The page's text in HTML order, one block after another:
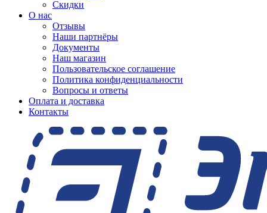
Скидки
О нас
Отзывы
Наши партнёры
Документы
Наш магазин
Пользовательское соглашение
Политика конфиденциальности
Вопросы и ответы
Оплата и доставка
Контакты